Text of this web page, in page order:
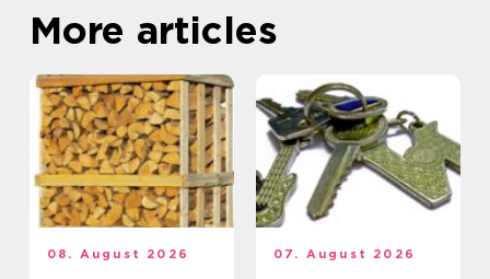
More articles
08. August 2026 07. August 2026